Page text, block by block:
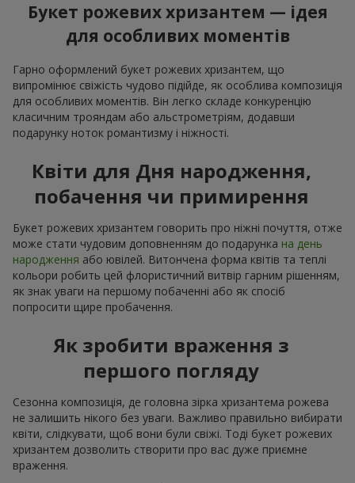
Букет рожевих хризантем — ідея
для особливих моментів
Гарно оформлений букет рожевих хризантем, що
випромінює свіжість чудово підійде, як особлива композиція
для особливих моментів. Він легко складе конкуренцію
класичним трояндам або альстрометріям, додавши
подарунку ноток романтизму і ніжності.
Квіти для Дня народження,
побачення чи примирення
Букет рожевих хризантем говорить про ніжні почуття, отже
може стати чудовим доповненням до подарунка на день
народження або ювілей. Витончена форма квітів та теплі
кольори робить цей флористичний витвір гарним рішенням,
як знак уваги на першому побаченні або як спосіб
попросити щире пробачення.
Як зробити враження з
першого погляду
Сезонна композиція, де головна зірка хризантема рожева
не залишить нікого без уваги. Важливо правильно вибирати
квіти, слідкувати, щоб вони були свіжі. Тоді букет рожевих
хризантем дозволить створити про вас дуже приємне
враження.